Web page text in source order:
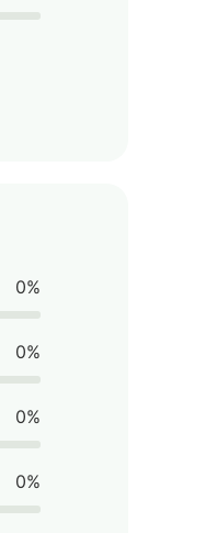
0%
0%
0%
0%